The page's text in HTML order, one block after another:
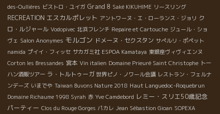
des-Oullières ビストロ・ユイガ Grand 8 Saké KIKUHIME リースリング
RECREATION エスカルポレット アントワーヌ・エ・ローランス・ジョリ ク
ロ・ルジャール Vodopivec 北浜フレンチ Repaire et Cartouche ジュール・ショ
ヴェ Salon Anonymes モルゴン ドメーヌ・セクスタン サぺルリ・ポペット
namida プイイ・フィッセ サカガミ社 ESPOA Kamataya 東銀座ヴィヴィエンヌ
Corton les Bressandes 宮本 Vin italien Domaine Prieuré Saint Christophe トー
ハン酒販ツアー ラ・トルトゥーガ 世界ピノ・ノワール会議 レストラン・フェルナ
ンデーズ いまでや Taiwan Buvons Nature 2018 Haut Languedoc-Roquebrun
Domaine Richaume 1998 Syrah 赤 Yve Camdebord レミー・スリエ50歳記念
パーティー Clos du Rouge Gorges パカレ Jean Sébastion Gioan SOPEXA